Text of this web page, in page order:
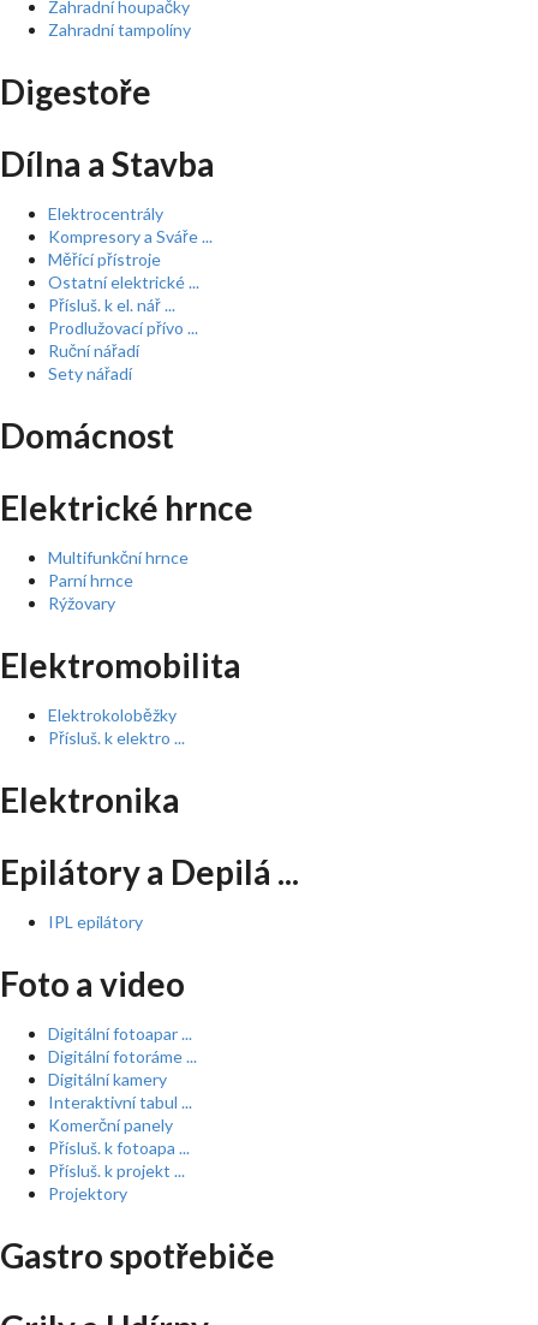
Zahradní houpačky
Zahradní tampolíny
Digestoře
Dílna a Stavba
Elektrocentrály
Kompresory a Sváře ...
Měřící přístroje
Ostatní elektrické ...
Přísluš. k el. nář ...
Prodlužovací přívo ...
Ruční nářadí
Sety nářadí
Domácnost
Elektrické hrnce
Multifunkční hrnce
Parní hrnce
Rýžovary
Elektromobilita
Elektrokoloběžky
Přísluš. k elektro ...
Elektronika
Epilátory a Depilá ...
IPL epilátory
Foto a video
Digitální fotoapar ...
Digitální fotoráme ...
Digitální kamery
Interaktivní tabul ...
Komerční panely
Přísluš. k fotoapa ...
Přísluš. k projekt ...
Projektory
Gastro spotřebiče